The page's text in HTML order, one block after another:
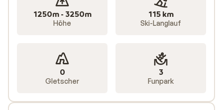
1250m - 3250m
Höhe
115 km
Ski-Langlauf
0
Gletscher
3
Funpark